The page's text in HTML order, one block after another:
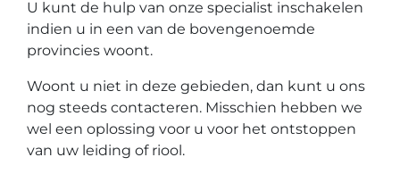
U kunt de hulp van onze specialist inschakelen
indien u in een van de bovengenoemde
provincies woont.
Woont u niet in deze gebieden, dan kunt u ons
nog steeds contacteren. Misschien hebben we
wel een oplossing voor u voor het ontstoppen
van uw leiding of riool.